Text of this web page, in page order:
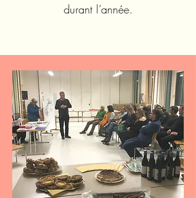
durant l’année.